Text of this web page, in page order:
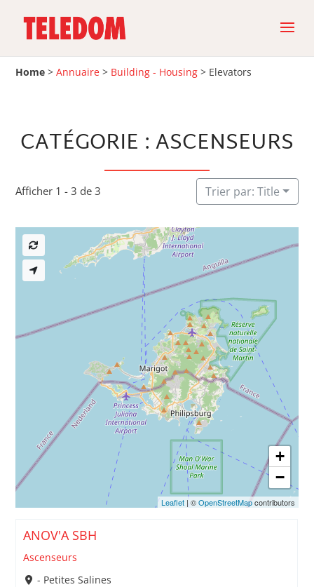
Home >Annuaire > Building - Housing > Elevators
CATÉGORIE : ASCENSEURS
Afficher 1 - 3 de 3 Trier par: Title
ANOV'A SBH
Ascenseurs
- Petites Salines
+
−
Leaflet| ©OpenStreetMapcontributors